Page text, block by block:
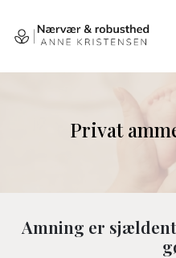
hovedindhold
Privat
Amning er